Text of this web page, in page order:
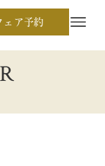
ェア予約